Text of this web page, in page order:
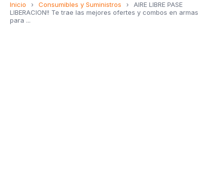
Inicio › Consumibles y Suministros ›
AIRE LIBRE PASE
LIBERACION!! Te trae las mejores ofertes y combos en armas
para ...